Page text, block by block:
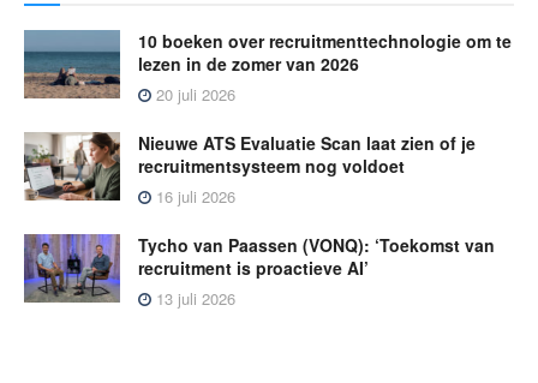
10 boeken over recruitmenttechnologie om te
lezen in de zomer van 2026
20 juli 2026
Nieuwe ATS Evaluatie Scan laat zien of je
recruitmentsysteem nog voldoet
16 juli 2026
Tycho van Paassen (VONQ): ‘Toekomst van
recruitment is proactieve AI’
13 juli 2026